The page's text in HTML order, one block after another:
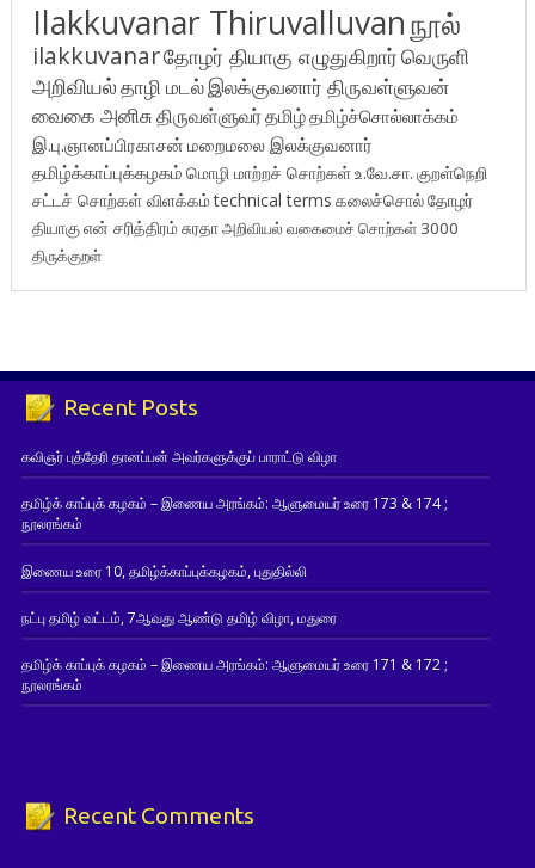
Ilakkuvanar Thiruvalluvanநூல்
ilakkuvanarதோழர் தியாகு எழுதுகிறார்வெருளி
அறிவியல்தாழி மடல்இலக்குவனார் திருவள்ளுவன்
வைகை அனிசுதிருவள்ளுவர்தமிழ்தமிழ்ச்சொல்லாக்கம்
இ.பு.ஞானப்பிரகாசன் மறைமலை இலக்குவனார்
தமிழ்க்காப்புக்கழகம் மொழி மாற்றச் சொற்கள்உ.வே.சா. குறள்நெறி
சட்டச் சொற்கள் விளக்கம்technical terms கலைச்சொல்தோழர்
தியாகுஎன் சரித்திரம்சுரதாஅறிவியல் வகைமைச் சொற்கள் 3000
திருக்குறள்
Recent Posts
கவிஞர் புத்தேரி தானப்பன் அவர்களுக்குப் பாராட்டு விழா
தமிழ்க் காப்புக் கழகம் – இணைய அரங்கம்: ஆளுமையர் உரை 173 & 174 ;
நூலரங்கம்
இணைய உரை 10, தமிழ்க்காப்புக்கழகம், புதுதில்லி
நட்பு தமிழ் வட்டம், 7ஆவது ஆண்டு தமிழ் விழா, மதுரை
தமிழ்க் காப்புக் கழகம் – இணைய அரங்கம்: ஆளுமையர் உரை 171 & 172 ;
நூலரங்கம்
Recent Comments